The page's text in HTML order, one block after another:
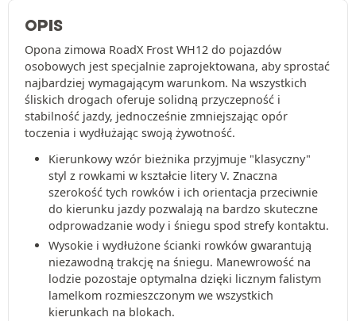
OPIS
Opona zimowa RoadX Frost WH12 do pojazdów
osobowych jest specjalnie zaprojektowana, aby sprostać
najbardziej wymagającym warunkom. Na wszystkich
śliskich drogach oferuje solidną przyczepność i
stabilność jazdy, jednocześnie zmniejszając opór
toczenia i wydłużając swoją żywotność.
Kierunkowy wzór bieżnika przyjmuje "klasyczny"
styl z rowkami w kształcie litery V. Znaczna
szerokość tych rowków i ich orientacja przeciwnie
do kierunku jazdy pozwalają na bardzo skuteczne
odprowadzanie wody i śniegu spod strefy kontaktu.
Wysokie i wydłużone ścianki rowków gwarantują
niezawodną trakcję na śniegu. Manewrowość na
lodzie pozostaje optymalna dzięki licznym falistym
lamelkom rozmieszczonym we wszystkich
kierunkach na blokach.